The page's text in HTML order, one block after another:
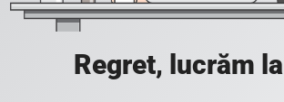
Regret, lucrăm